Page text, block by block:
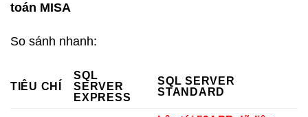
toán MISA
So sánh nhanh:
TIÊU CHÍ
SQL
SERVER
EXPRESS
SQL SERVER
STANDARD